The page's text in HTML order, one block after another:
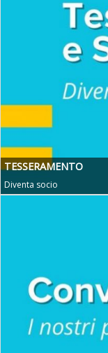
TESSERAMENTO
Diventa socio